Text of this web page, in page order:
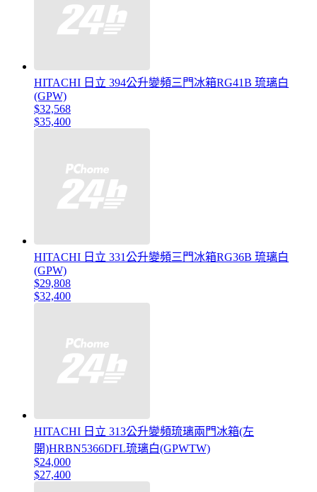
HITACHI 日立 394公升變頻三門冰箱RG41B 琉璃白
(GPW)
$32,568
$35,400
HITACHI 日立 331公升變頻三門冰箱RG36B 琉璃白
(GPW)
$29,808
$32,400
HITACHI 日立 313公升變頻琉璃兩門冰箱(左
開)HRBN5366DFL琉璃白(GPWTW)
$24,000
$27,400